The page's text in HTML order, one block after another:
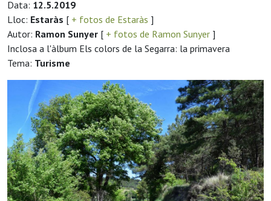
Data: 12.5.2019
Lloc: Estaràs [ + fotos de Estaràs ]
Autor: Ramon Sunyer [ + fotos de Ramon Sunyer ]
Inclosa a l'àlbum Els colors de la Segarra: la primavera
Tema: Turisme